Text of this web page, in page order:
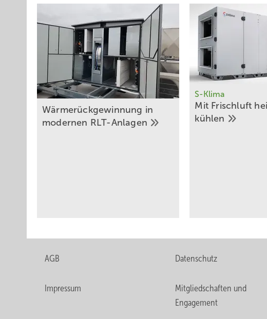
Wärmerückgewinnung in
modernen RLT-Anlagen
S-Klima
Mit Frischluft
­kühlen
AGB Datenschutz
Impressum
Mitgliedschaften und
Engagement